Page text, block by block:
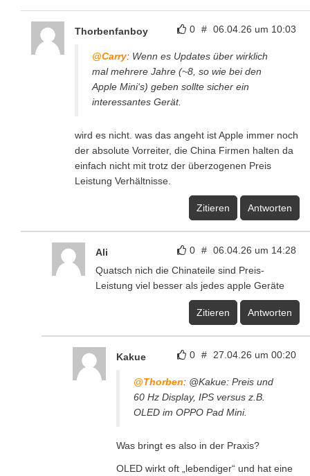
0 # 06.04.26 um 10:03
Thorbenfanboy
@Carry: Wenn es Updates über wirklich
mal mehrere Jahre (~8, so wie bei den
Apple Mini‘s) geben sollte sicher ein
interessantes Gerät.
wird es nicht. was das angeht ist Apple immer noch
der absolute Vorreiter, die China Firmen halten da
einfach nicht mit trotz der überzogenen Preis
Leistung Verhältnisse.
Zitieren Antworten
0 # 06.04.26 um 14:28
Ali
Quatsch nich die Chinateile sind Preis-
Leistung viel besser als jedes apple Geräte
Zitieren Antworten
0 # 27.04.26 um 00:20
Kakue
@Thorben: @Kakue: Preis und
60 Hz Display, IPS versus z.B.
OLED im OPPO Pad Mini.
Was bringt es also in der Praxis?
OLED wirkt oft „lebendiger“ und hat eine